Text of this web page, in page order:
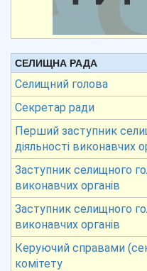
СЕЛИЩНА РАДА
Селищний голова
Секретар ради
Перший заступник
діяльності виконавчих
Заступник селищного
виконавчих органів
Заступник селищного
виконавчих органів
Керуючий справами
комітету